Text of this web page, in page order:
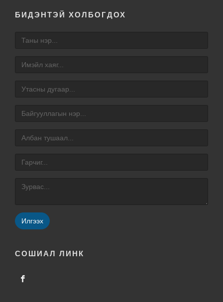
БИДЭНТЭЙ ХОЛБОГДОХ
Илгээх
СОШИАЛ ЛИНК